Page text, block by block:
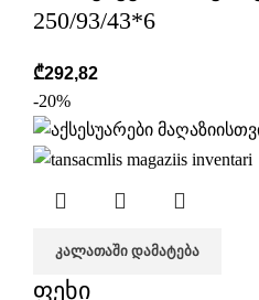
250/93/43*6
₾292,82
-20%
ᲙᲐᲚᲐᲗᲐᲨᲘ ᲓᲐᲛᲐᲢᲔᲑᲐ
ფეხი